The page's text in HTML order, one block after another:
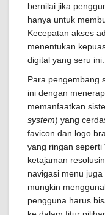
bernilai jika
hanya untuk
Kecepatan akses
menentukan
digital yang seru ini.
Para pengembang
ini dengan
memanfaatkan
system) yang
favicon dan logo
yang ringan seperti
ketajaman
navigasi menu
mungkin
pengguna harus